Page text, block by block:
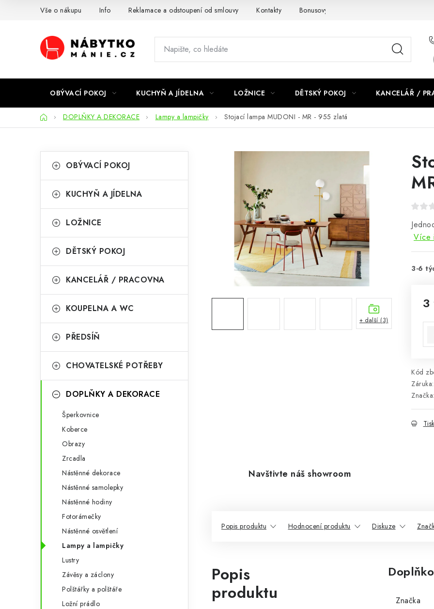
Vše o nákupu Info Reklamace a odstoupení od smlouvy Kontakty Bonusový program NBM+
OBÝVACÍ POKOJ KUCHYŇ A JÍDELNA LOŽNICE DĚTSKÝ POKOJ KANCELÁŘ /
DomůDOPLŇKY A DEKORACE Lampy a lampičky Stojací lampa MUDONI - MR - 955 zlatá
o
t
r
n
n
p
e
kategorie
a
e
o
i
OBÝVACÍ POKOJ
KUCHYŇ A JÍDELNA
LOŽNICE
DĚTSKÝ POKOJ
KANCELÁŘ / PRACOVNA
KOUPELNA A WC
PŘEDSÍŇ
CHOVATELSKÉ POTŘEBY
DOPLŇKY A DEKORACE
Šperkovnice
Koberce
Obrazy
Zrcadla
Nástěnné dekorace
Nástěnné samolepky
Nástěnné hodiny
Fotorámečky
Nástěnné osvětlení
Lampy a lampičky
Lustry
Závěsy a záclony
Polštářky a polštáře
Ložní prádlo
Více
3-6
3
Kód
Záruka:
Značka:
Tisk
+ další (3)
Navštivte náš showroom
Popis produktu Hodnocení produktu Diskuze
Popis
produktu
Značka